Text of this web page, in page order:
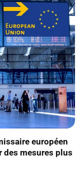
européen
des mesures plus